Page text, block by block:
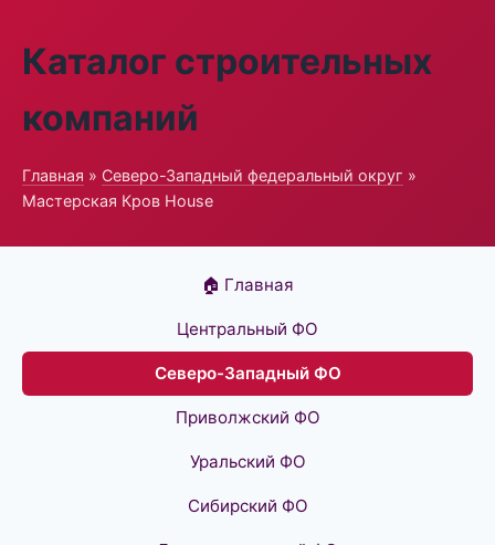
Каталог строительных
компаний
Главная » Северо-Западный федеральный округ »
Мастерская Кров House
🏠 Главная
Центральный ФО
Северо-Западный ФО
Приволжский ФО
Уральский ФО
Сибирский ФО